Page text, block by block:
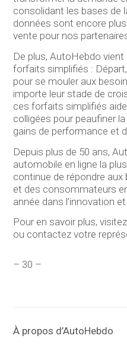
consolidant les bases de
données sont encore
vente pour nos
De plus, AutoHebdo
forfaits simplifiés :
pour se mouler aux
importe leur stade de
ces forfaits simplifiés
colligées pour peaufiner
gains de performance et
Depuis plus de 50 ans,
automobile en ligne la
continue de répondre
et des consommateurs
année dans l’innovation et
Pour en savoir plus, visitez
ou contactez votre
– 30 –
À propos d’AutoHebdo